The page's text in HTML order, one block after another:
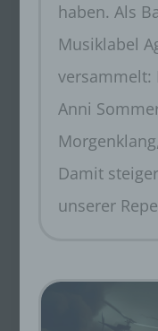
haben. Als
Musiklabel
versammelt:
Anni
Damit
unserer